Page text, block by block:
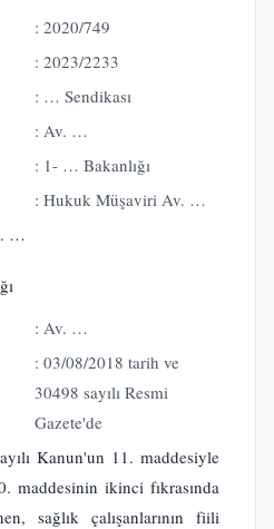
: 2020/749
: 2023/2233
: … Sendikası
: Av. …
: 1- … Bakanlığı
: Hukuk Müşaviri Av. …
…
: Av. …
: 03/08/2018 tarih ve
30498 sayılı Resmi
Gazete'de
Kanun'un 11. maddesiyle
maddesinin ikinci fıkrasında
sağlık çalışanlarının fiili